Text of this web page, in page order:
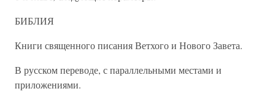
БИБЛИЯ
Книги священного писания Ветхого и Нового Завета.
В русском переводе, с параллельными местами и
приложениями.